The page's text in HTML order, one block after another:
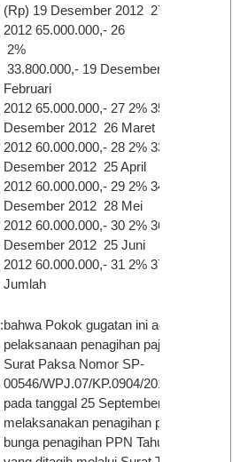
(Rp) 19 Desember 2012 27 Januari
2012 65.000.000,- 26
2%
33.800.000,- 19 Desember 2012 24
Februari
2012 65.000.000,- 27 2% 35.100.000,- 19
Desember 2012 26 Maret
2012 60.000.000,- 28 2% 33.600.000,- 19
Desember 2012 25 April
2012 60.000.000,- 29 2% 34.800.000,- 19
Desember 2012 28 Mei
2012 60.000.000,- 30 2% 36.000.000, 19
Desember 2012 25 Juni
2012 60.000.000,- 31 2% 37.200.000,-
Jumlah
:bahwa Pokok gugatan ini adalah atas
pelaksanaan penagihan pajak melalui
Surat Paksa Nomor SP-
00546/WPJ.07/KP.0904/2012 yang terbit
pada tanggal 25 September 2012 untuk
melaksanakan penagihan pajak atas
bunga penagihan PPN Tahun Pajak 2007